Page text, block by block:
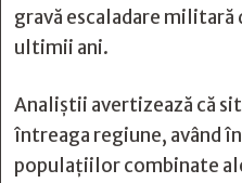
gravă escaladare
ultimii ani.
Analiștii avertizează că
întreaga regiune, având
populațiilor combinate